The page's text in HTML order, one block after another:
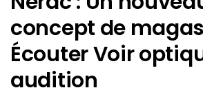
concept de
Écouter Voir
audition